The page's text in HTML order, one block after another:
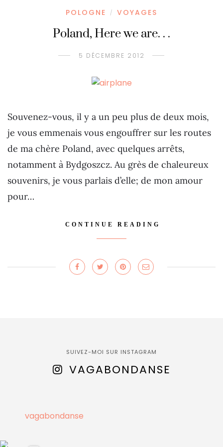
POLOGNE / VOYAGES
Poland, Here we are. . .
5 DÉCEMBRE 2012
Souvenez-vous, il y a un peu plus de deux mois,
je vous emmenais vous engouffrer sur les routes
de ma chère Poland, avec quelques arrêts,
notamment à Bydgoszcz. Au grès de chaleureux
souvenirs, je vous parlais d’elle; de mon amour
pour…
CONTINUE READING
SUIVEZ-MOI SUR INSTAGRAM
VAGABONDANSE
vagabondanse